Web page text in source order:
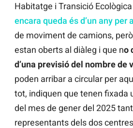
Habitatge i Transició
encara queda és d’un any per
de moviment de camions,
estan oberts al diàleg i que no
d’una previsió del nombre de
poden arribar a circular per
tot, indiquen que tenen fixada
del mes de gener del 2025
representants dels dos